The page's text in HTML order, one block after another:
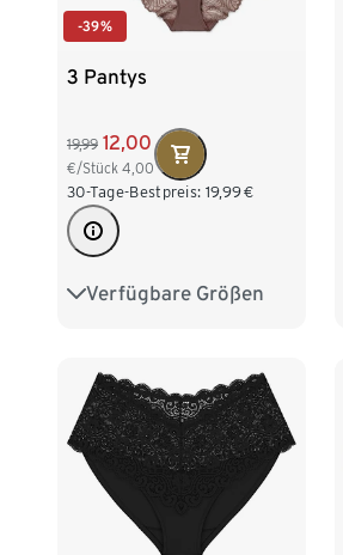
-39%
3 Pantys
19,99 12,00
€/Stück 4,00
30-Tage-Bestpreis: 19,99€
Verfügbare Größen
S 36/38 M 40/42
XXL 52/54